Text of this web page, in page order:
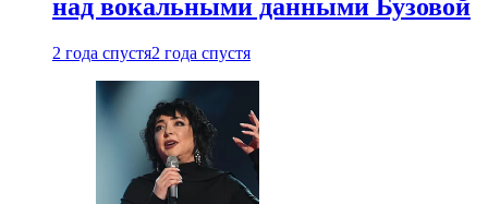
над вокальными данными Бузовой
2 года спустя2 года спустя